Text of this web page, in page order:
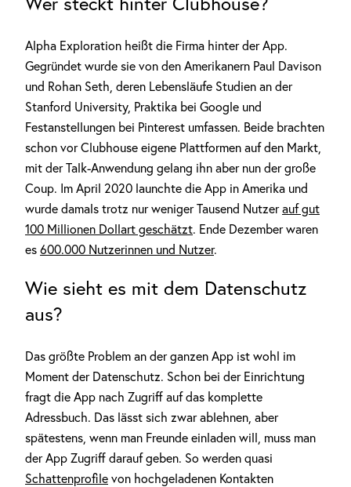
Alpha Exploration heißt die Firma hinter der App.
Gegründet wurde sie von den Amerikanern Paul Davison
und Rohan Seth, deren Lebensläufe Studien an der
Stanford University, Praktika bei Google und
Festanstellungen bei Pinterest umfassen. Beide brachten
schon vor Clubhouse eigene Plattformen auf den Markt,
mit der Talk-Anwendung gelang ihn aber nun der große
Coup. Im April 2020 launchte die App in Amerika und
wurde damals trotz nur weniger Tausend Nutzerauf gut
100 Millionen Dollart geschätzt. Ende Dezember waren
es 600.000 Nutzerinnen und Nutzer.
Wie sieht es mit dem Datenschutz
aus?
Das größte Problem an der ganzen App ist wohl im
Moment der Datenschutz. Schon bei der Einrichtung
fragt die App nach Zugriff auf das komplette
Adressbuch. Das lässt sich zwar ablehnen, aber
spätestens, wenn man Freunde einladen will, muss man
der App Zugriff darauf geben. So werden quasi
Schattenprofile von hochgeladenen Kontakten